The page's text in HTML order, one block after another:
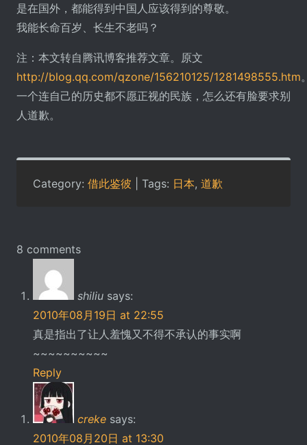
是在国外，都能得到中国人应该得到的尊敬。
我能长命百岁、长生不老吗？
注：本文转自腾讯博客推荐文章。原文
http://blog.qq.com/qzone/156210125/1281498555.htm
一个连自己的历史都不愿正视的民族，怎么还有脸要求别
人道歉。
Category: 借此鉴彼 | Tags: 日本, 道歉
8 comments
shiliu says:
2010年08月19日 at 22:55
真是指出了让人羞愧又不得不承认的事实啊
~~~~~~~~~~
Reply
creke says:
2010年08月20日 at 13:30